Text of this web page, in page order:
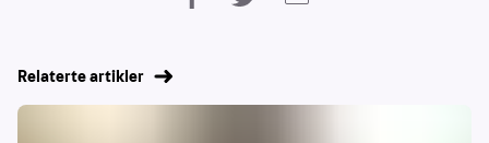
Relaterte artikler